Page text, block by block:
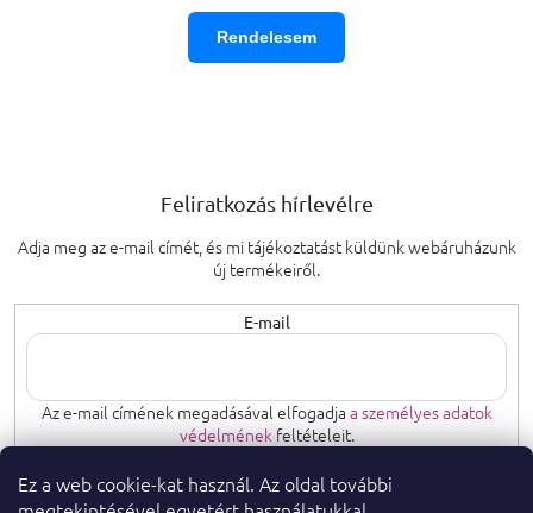
Ez a web cookie-kat használ. Az oldal további
Rendelesem
Feliratkozás hírlevélre
Adja meg az e-mail címét, és mi tájékoztatást küldünk webáruházunk
új termékeiről.
E-mail
Az e-mail címének megadásával elfogadja a személyes adatok
védelménekfeltételeit.
FELIRATKOZÁS